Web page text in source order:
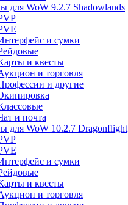
для WoW 9.2.7 Shadowlands
и сумки
и квесты
и торговля
и другие
и почта
для WoW 10.2.7 Dragonflight
и сумки
и квесты
и торговля